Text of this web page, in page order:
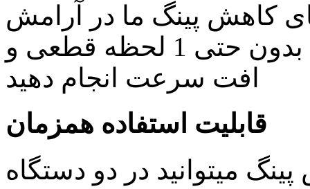
کاهش پینگ ما در آرامش
خاطر کار های روزمره خود را بدون حتی 1 لحظه قطعی و
افت سرعت انجام دهید
قابلیت استفاده همزمان
میتوانید در دو دستگاه